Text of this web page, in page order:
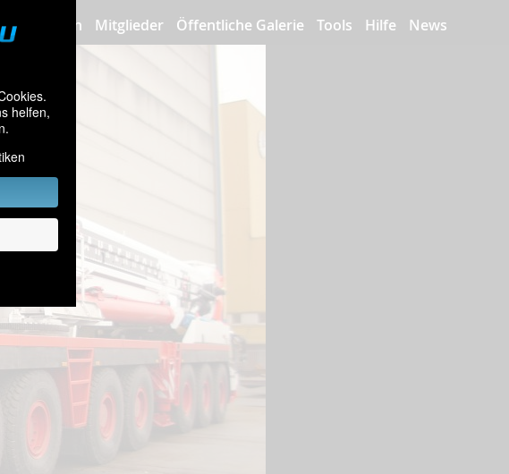
helfen,
hochladen Mitglieder Öffentliche Galerie Tools Hilfe News